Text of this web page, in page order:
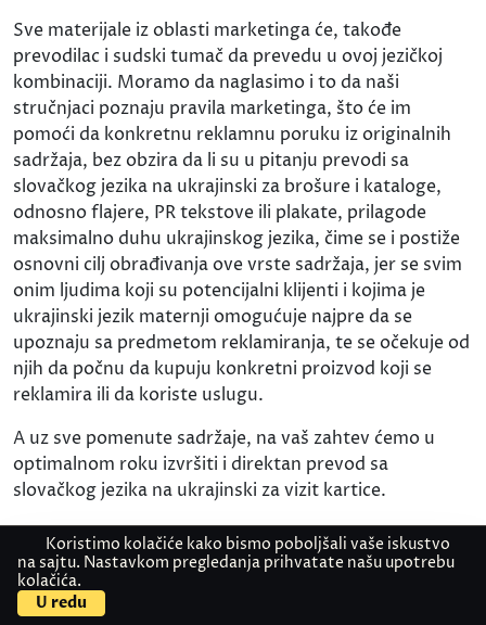
Sve materijale iz oblasti marketinga će, takođe
prevodilac i sudski tumač da prevedu u ovoj jezičkoj
kombinaciji. Moramo da naglasimo i to da naši
stručnjaci poznaju pravila marketinga, što će im
pomoći da konkretnu reklamnu poruku iz originalnih
sadržaja, bez obzira da li su u pitanju prevodi sa
slovačkog jezika na ukrajinski za brošure i kataloge,
odnosno flajere, PR tekstove ili plakate, prilagode
maksimalno duhu ukrajinskog jezika, čime se i postiže
osnovni cilj obrađivanja ove vrste sadržaja, jer se svim
onim ljudima koji su potencijalni klijenti i kojima je
ukrajinski jezik maternji omogućuje najpre da se
upoznaju sa predmetom reklamiranja, te se očekuje od
njih da počnu da kupuju konkretni proizvod koji se
reklamira ili da koriste uslugu.
A uz sve pomenute sadržaje, na vaš zahtev ćemo u
optimalnom roku izvršiti i direktan prevod sa
slovačkog jezika na ukrajinski za vizit kartice.
Prevod filmova različitih žanrova sa
slovačkog jezika na ukrajinski
Ako su vam neophodni prevodi filmova sa slovačkog
Kontaktirajte nas
Koristimo kolačiće kako bismo poboljšali vaše iskustvo
na sajtu. Nastavkom pregledanja prihvatate našu upotrebu
kolačića.
U redu